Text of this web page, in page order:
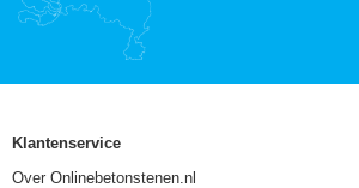
Klantenservice
Over Onlinebetonstenen.nl